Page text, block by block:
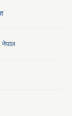
नेपाल